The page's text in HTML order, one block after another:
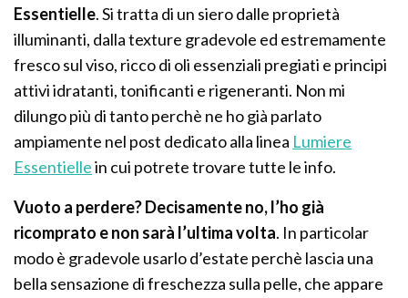
Essentielle. Si tratta di un siero dalle proprietà
illuminanti, dalla texture gradevole ed estremamente
fresco sul viso, ricco di oli essenziali pregiati e principi
attivi idratanti, tonificanti e rigeneranti. Non mi
dilungo più di tanto perchè ne ho già parlato
ampiamente nel post dedicato alla linea Lumiere
Essentiellein cui potrete trovare tutte le info.
Vuoto a perdere? Decisamente no, l’ho già
ricomprato e non sarà l’ultima volta. In particolar
modo è gradevole usarlo d’estate perchè lascia una
bella sensazione di freschezza sulla pelle, che appare